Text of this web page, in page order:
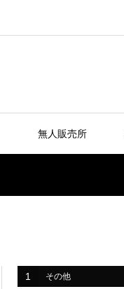
無人販売所
1 その他